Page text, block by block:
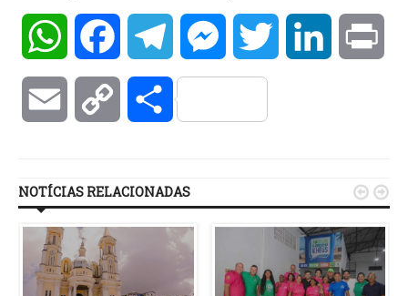
WhatsAppFacebookTelegramMessengerTwitter LinkedIn
Email Copy Compartilhar
NOTÍCIAS RELACIONADAS  